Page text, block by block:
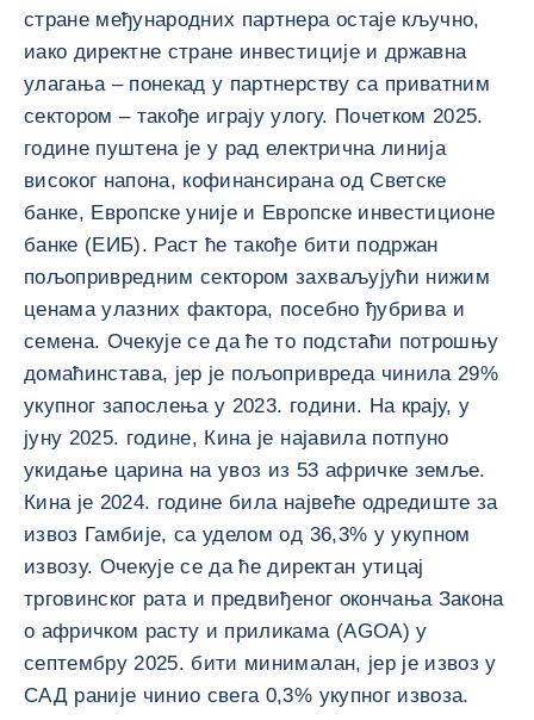
стране међународних партнера остаје кључно,
иако директне стране инвестиције и државна
улагања – понекад у партнерству са приватним
сектором – такође играју улогу. Почетком 2025.
године пуштена је у рад електрична линија
високог напона, кофинансирана од Светске
банке, Европске уније и Европске инвестиционе
банке (ЕИБ). Раст ће такође бити подржан
пољопривредним сектором захваљујући нижим
ценама улазних фактора, посебно ђубрива и
семена. Очекује се да ће то подстаћи потрошњу
домаћинстава, јер је пољопривреда чинила 29%
укупног запослења у 2023. години. На крају, у
јуну 2025. године, Кина је најавила потпуно
укидање царина на увоз из 53 афричке земље.
Кина је 2024. године била највеће одредиште за
извоз Гамбије, са уделом од 36,3% у укупном
извозу. Очекује се да ће директан утицај
трговинског рата и предвиђеног окончања Закона
о афричком расту и приликама (AGOA) у
септембру 2025. бити минималан, јер је извоз у
САД раније чинио свега 0,3% укупног извоза.